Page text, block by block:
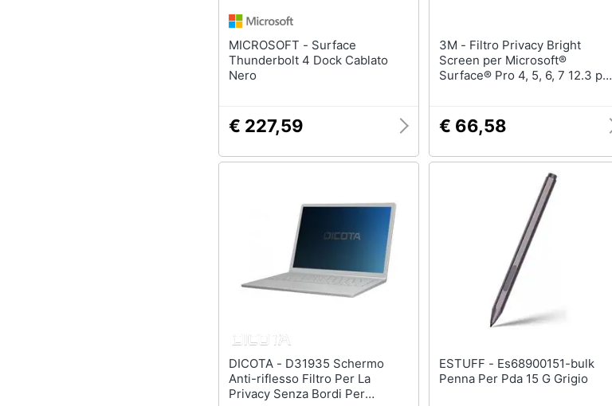
MICROSOFT - Surface
Thunderbolt 4 Dock Cablato
Nero
€ 227,59
3M - Filtro Privacy Bright
Screen per Microsoft®
Surface® Pro 4, 5, 6, 7 12.3 pol,
€ 66,58
DICOTA - D31935 Schermo
Anti-riflesso Filtro Per La
Privacy Senza Bordi Per
ESTUFF - Es68900151-bulk
Penna Per Pda 15 G Grigio